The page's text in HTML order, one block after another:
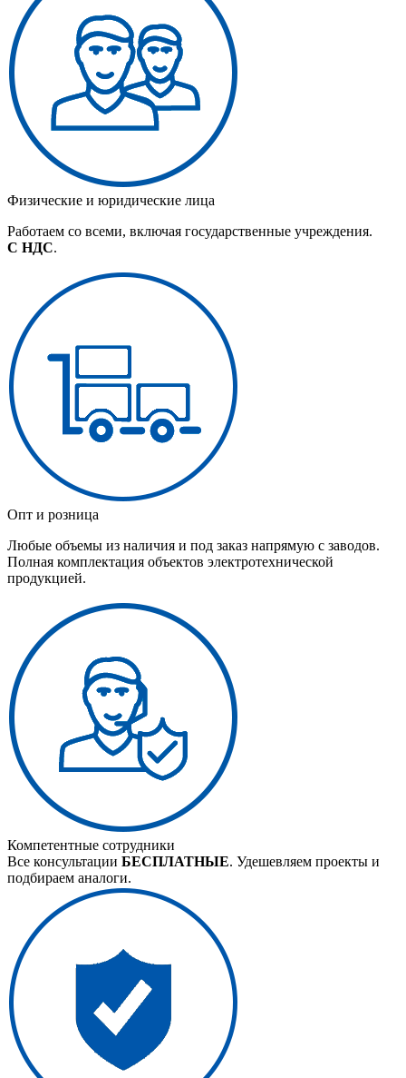
Физические и юридические лица
Работаем со всеми, включая государственные учреждения.
С НДС.
Опт и розница
Любые объемы из наличия и под заказ напрямую с заводов.
Полная комплектация объектов электротехнической
продукцией.
Компетентные сотрудники
Все консультации БЕСПЛАТНЫЕ. Удешевляем проекты и
подбираем аналоги.